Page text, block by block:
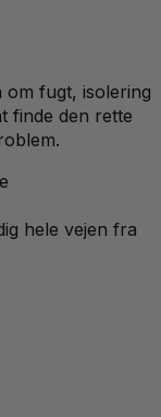
fugt, isolering
finde den rette
hele vejen fra